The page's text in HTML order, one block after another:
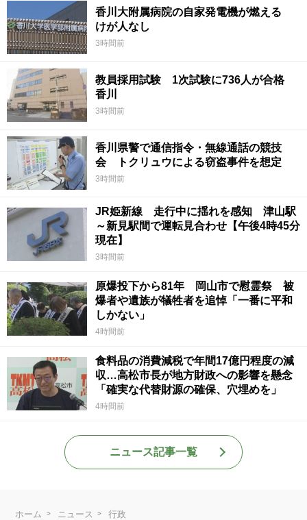
香川大附属病院の自家発電機が燃える
けが人なし
3時間前
教員採用試験 1次試験に736人が合格
香川
3時間前
香川県警で通信指令・無線通話の競技
会 トクリュウによる窃盗事件を想定
3時間前
JR姫新線 走行中に揺れを感知 津山駅
～新見駅間で運転見合わせ【午後4時45分
現在】
3時間前
原爆投下から81年 岡山市で慰霊祭 被
爆者や遺族が犠牲者を追悼「一番に平和
しかない」
4時間前
食料品の消費減税で年間17億円程度の減
収…高松市長が地方財政への影響を懸念
「確実な代替財源の確保、穴埋めを」
4時間前
ニュース記事一覧
ホーム ニュース
行政